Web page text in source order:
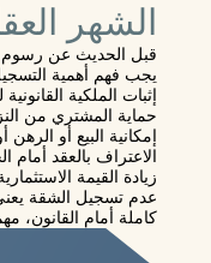
الشهر
يجب فهم أهمية
إثبات الملكية
حماية المشتري من
إمكانية البيع أو
الاعتراف بالعقد أمام
زيادة القيمة
عدم تسجيل الشقة
كاملة أمام القانون،